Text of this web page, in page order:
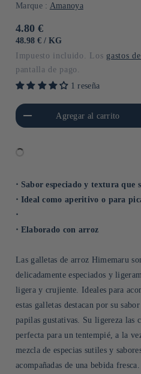
Marque : Amanoya
Precio
habitual
4.80 €
PRECIO
48.98 € / POR
KG
Impuesto incluido. Los gastos
pantalla de pago.
1 reseña
para Default
Title
Agregar al carrito
Aumentar
⋅ Sabor especiado y textura que
⋅ Ideal como aperitivo o para
⋅
⋅ Elaborado con arroz
Las galletas de arroz Himemaru
delicadamente especiados y
ligera y crujiente. Ideales para
estas galletas destacan por su
papilas gustativas. Su ligereza las
perfecta para un tentempié, a la
mezcla de especias sutiles y
acompañadas de una bebida fresca.